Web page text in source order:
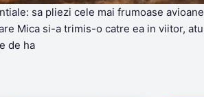
sa pliezi cele mai frumoase
Mica si-a trimis-o catre ea in viitor,
de ha